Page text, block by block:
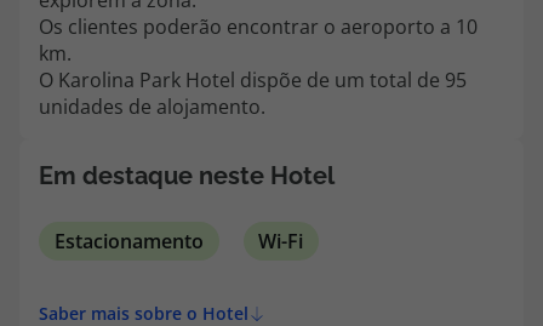
Os clientes poderão encontrar o aeroporto a 10
km.
O Karolina Park Hotel dispõe de um total de 95
unidades de alojamento.
Em destaque neste Hotel
Estacionamento Wi-Fi
Saber mais sobre o Hotel